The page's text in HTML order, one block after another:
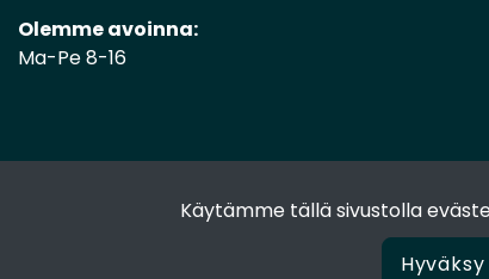
Käytämme tällä sivustolla
Hyväksy
Olemme avoinna:
Ma-Pe 8-16